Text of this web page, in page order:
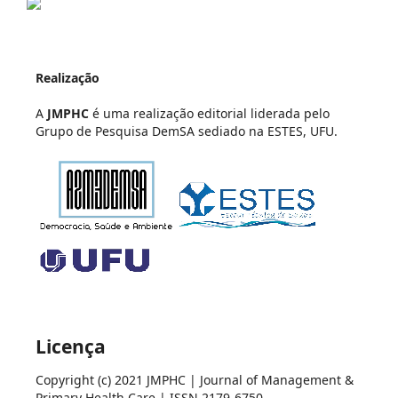
Realização
A JMPHCé uma realização editorial liderada pelo
Grupo de Pesquisa DemSA sediado na ESTES, UFU.
Licença
Copyright (c) 2021 JMPHC | Journal of Management &